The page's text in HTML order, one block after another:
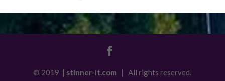
© 2019 | stinner-it.com | All rights reserved.